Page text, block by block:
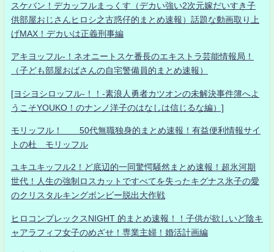
スケバン！デカッフルまっくす（デカい強い2次元嫁だいすき子
供部屋おじさんヒロシ之古惑仔的まとめ速報）話題な動画取り上
げMAX！デカいは正義刑事編
アキヨッフル-！ネオニートスケ番長のエキストラ芸能情報局！
（子ども部屋おばさんの自宅警備員的まとめ速報）
[ヨシヨシロッフル-！！-素浪人勇者カツオンの未解決事件簿へよ
うこそYOUKO！のナンノ洋子のはなしは信じるな編）]
モリッフル！ 50代無職独身的まとめ速報！有益便利情報サイ
トの杜 モリッフル
ユキユキッフル2！ど底辺的一同驚愕騒然まとめ速報！超氷河期
世代！人生の強制ロスカットですべてを失ったキグナス氷子の愛
のクリスタルキングボンビー脱出大作戦
ヒロコンプレックスNIGHT 的まとめ速報！！子供が欲しいど陰キ
ャアラフィフ女子のめざせ！専業主婦！婚活計画編